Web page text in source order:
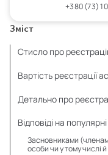
+380 (73)
Зміст
Стисло про
Вартість реєстрації
Детально про
Відповіді на
Засновниками
особи чи у тому числі